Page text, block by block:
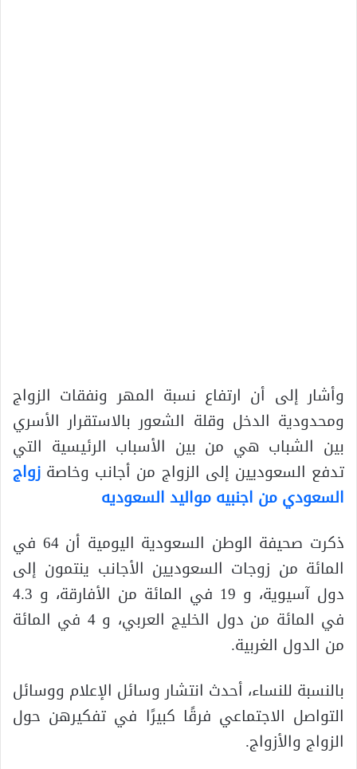
وأشار إلى أن ارتفاع نسبة المهر ونفقات الزواج
ومحدودية الدخل وقلة الشعور بالاستقرار الأسري
بين الشباب هي من بين الأسباب الرئيسية التي
تدفع السعوديين إلى الزواج من أجانب وخاصة زواج
السعودي من اجنبيه مواليد السعوديه
ذكرت صحيفة الوطن السعودية اليومية أن 64 في
المائة من زوجات السعوديين الأجانب ينتمون إلى
دول آسيوية، و 19 في المائة من الأفارقة، و 4.3
في المائة من دول الخليج العربي، و 4 في المائة
من الدول الغربية.
بالنسبة للنساء، أحدث انتشار وسائل الإعلام ووسائل
التواصل الاجتماعي فرقًا كبيرًا في تفكيرهن حول
الزواج والأزواج.